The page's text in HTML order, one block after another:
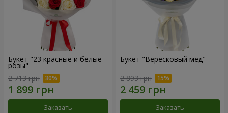
Букет "23 красные и белые
розы"
2 713 грн
Заказать
Букет "Вересковый мед"
2 893 грн
Заказать